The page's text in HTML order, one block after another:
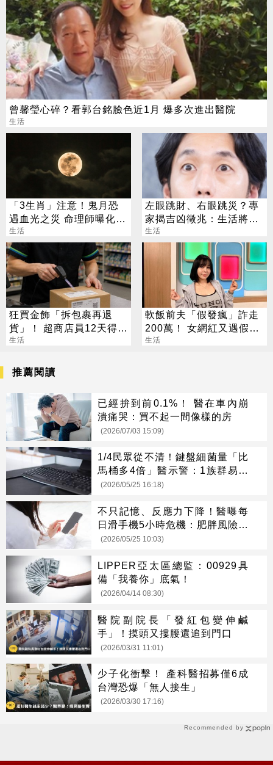
曾馨瑩心碎？看郭台銘臉色近1月 爆多次進出醫院
生活
「3生肖」注意！鬼月恐
遇血光之災 命理師曝化解
法
生活
左眼跳財、右眼跳災？專
家揭吉凶徵兆：生活將有
變化
生活
狂買金飾「拆包裹再退
貨」！ 超商店員12天得手
39萬 下場出爐
生活
軟飯前夫「假發瘋」詐走
200萬！ 女網紅又遇假富
豪 養套殺噴2千萬
生活
Recommended by
推薦閱讀
已經拚到前0.1%！ 醫在車內崩
潰痛哭：買不起一間像樣的房
(2026/07/03 15:09)
1/4民眾從不清！鍵盤細菌量「比
馬桶多4倍」醫示警：1族群易感
染
(2026/05/25 16:18)
不只記憶、反應力下降！醫曝每
日滑手機5小時危機：肥胖風險暴
增
(2026/05/25 10:03)
LIPPER亞太區總監：00929具
備「我養你」底氣！
(2026/04/14 08:30)
醫院副院長「發紅包變伸鹹
手」！摸頭又摟腰還追到門口
(2026/03/31 11:01)
少子化衝擊！ 產科醫招募僅6成
台灣恐爆「無人接生」
(2026/03/30 17:16)